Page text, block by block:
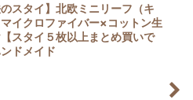
のスタイ】北欧ミニリーフ（キ
イクロファイバー×コットン生
スタイ５枚以上まとめ買いで
ドメイド